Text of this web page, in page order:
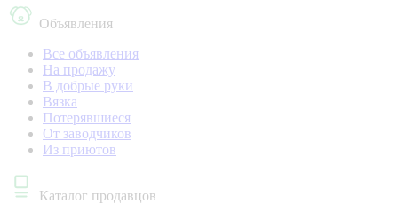
Объявления
Все объявления
На продажу
В добрые руки
Вязка
Потерявшиеся
От заводчиков
Из приютов
Каталог продавцов